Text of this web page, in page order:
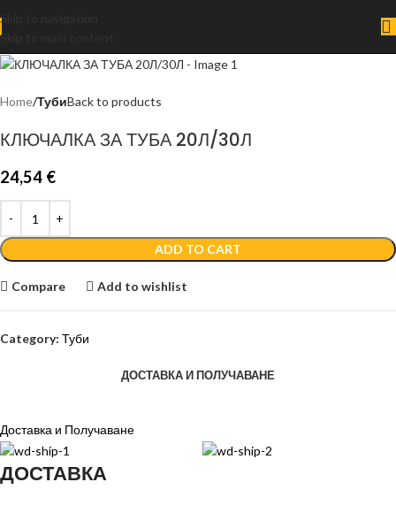
Skip to navigation
Skip to main content
Home ТубиBack to products
КЛЮЧАЛКА ЗА ТУБА 20Л/30Л
24,54 €
ADD TO CART
Compare Add to wishlist
Category: Туби
ДОСТАВКА И ПОЛУЧАВАНЕ
Доставка и Получаване
ДОСТАВКА